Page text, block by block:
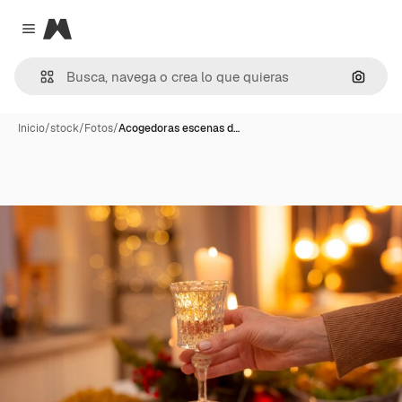
Close menu
Magnific
Inicio/stock/Fotos/Acogedoras escenas d…